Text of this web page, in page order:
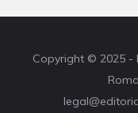
Copyright © 2025 -